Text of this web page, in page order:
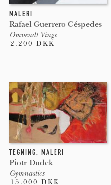
MALERI
Rafael Guerrero Céspedes
Omvendt Vinge
2.200 DKK
TEGNING, MALERI
Piotr Dudek
Gymnastics
15.000 DKK